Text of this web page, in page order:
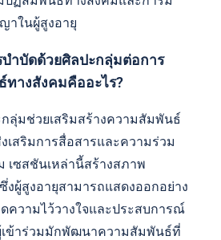
าในผู้สูงอายุ
ำบัดด้วยศิลปะกลุ่มต่อการ
างสังคมคืออะไร?
ลุ่มช่วยเสริมสร้างความสัมพันธ์
เสริมการสื่อสารและความร่วม
เซสชันเหล่านี้สร้างสภาพ
ผู้สูงอายุสามารถแสดงออกอย่าง
ความไว้วางใจและประสบการณ์
ข้าร่วมมักพัฒนาความสัมพันธ์ที่